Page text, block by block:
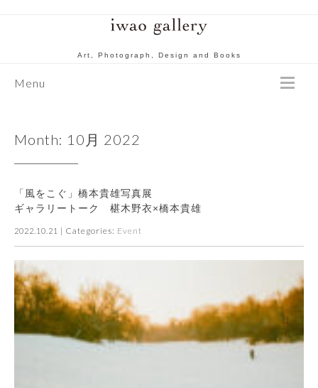
Art, Photograph, Design and Books
Menu
Month: 10月 2022
「風をこぐ」橋本貴雄写真展
ギャラリートーク 椹木野衣×橋本貴雄
2022.10.21 | Categories: Event